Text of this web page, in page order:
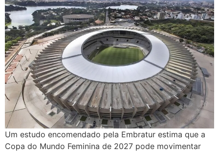
Um estudo encomendado pela Embratur estima que a
Copa do Mundo Feminina de 2027 pode movimentar